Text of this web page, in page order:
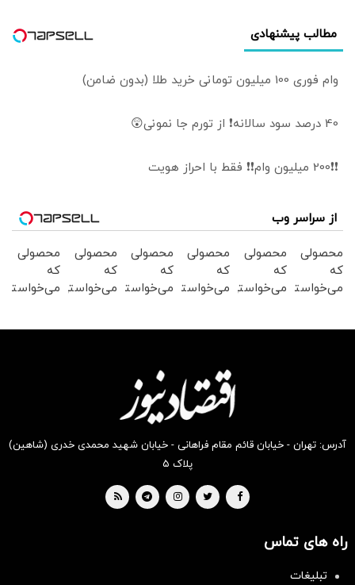
مطالب پیشنهادی
وام فوری 100 میلیون تومانی خرید طلا (بدون ضامن)
40 درصد سود سالانه❗ از تورم جا نمونی😲
❗❗200 میلیون وام❗❗ فقط با احراز هویت
از سراسر وب
محصولی
که
می‌خواستی
محصولی
که
می‌خواستی
محصولی
که
می‌خواستی
بخر !
محصولی
که
می‌خواستی
بخر !
محصولی
که
می‌خواستی
محصولی
که
می‌خواستی
آدرس: تهران - خیابان قائم مقام فراهانی - خیابان شهید محمدی خدری (شاهین)
پلاک ۵
راه های تماس
تبلیغات